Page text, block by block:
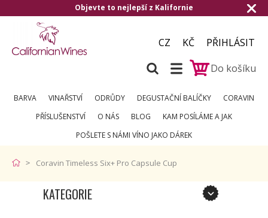
Objevte to nejlepší z Kalifornie
CZ KČ
PŘIHLÁSIT
Do košíku
BARVA VINAŘSTVÍ ODRŮDY DEGUSTAČNÍ BALÍČKY
CORAVIN
PŘÍSLUŠENSTVÍ
O NÁS BLOG
KAM POSÍLÁME A JAK
POŠLETE S NÁMI VÍNO JAKO DÁREK
Coravin Timeless Six+ Pro Capsule Cup
KATEGORIE